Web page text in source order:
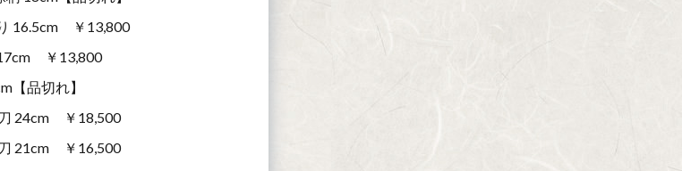
16.5cm ￥13,800
￥13,800
【品切れ】
24cm ￥18,500
21cm ￥16,500